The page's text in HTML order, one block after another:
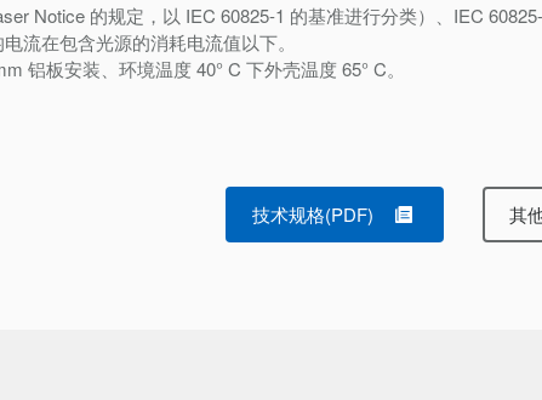
Notice 的规定，以 IEC 60825-1 的基准进行分类）、IEC 60825-
流在包含光源的消耗电流值以下。
铝板安装、环境温度 40° C 下外壳温度 65° C。
技术规格(PDF) 其